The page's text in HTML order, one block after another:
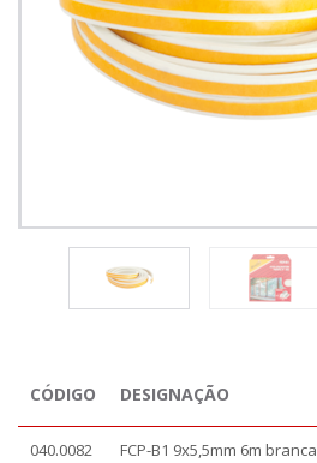
CÓDIGO DESIGNAÇÃO
040.0082 FCP-B1 9x5,5mm 6m branca